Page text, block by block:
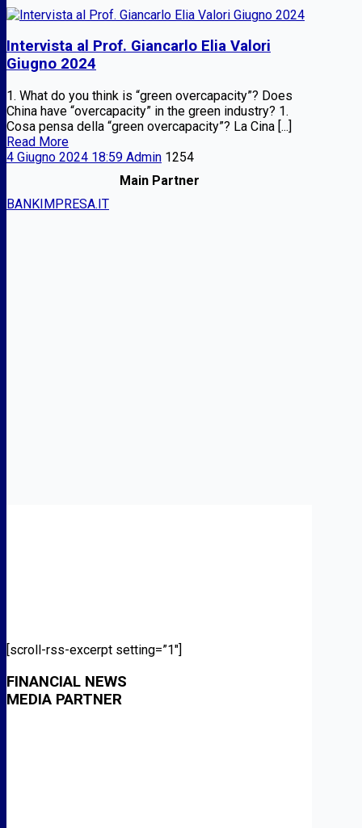
Intervista al Prof. Giancarlo Elia Valori
Giugno 2024
1. What do you think is “green overcapacity”? Does
China have “overcapacity” in the green industry? 1.
Cosa pensa della “green overcapacity”? La Cina [...]
Read More
4 Giugno 2024 18:59 Admin 1254
Main Partner
BANKIMPRESA.IT
[scroll-rss-excerpt setting=”1″]
FINANCIAL NEWS
MEDIA PARTNER